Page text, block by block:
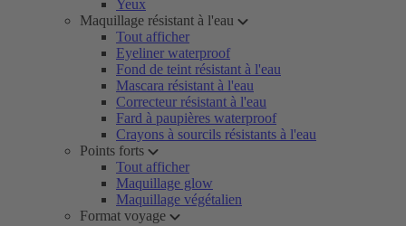
Yeux
Maquillage résistant à l'eau
Tout afficher
Eyeliner waterproof
Fond de teint résistant à l'eau
Mascara résistant à l'eau
Correcteur résistant à l'eau
Fard à paupières waterproof
Crayons à sourcils résistants à l'eau
Points forts
Tout afficher
Maquillage glow
Maquillage végétalien
Format voyage